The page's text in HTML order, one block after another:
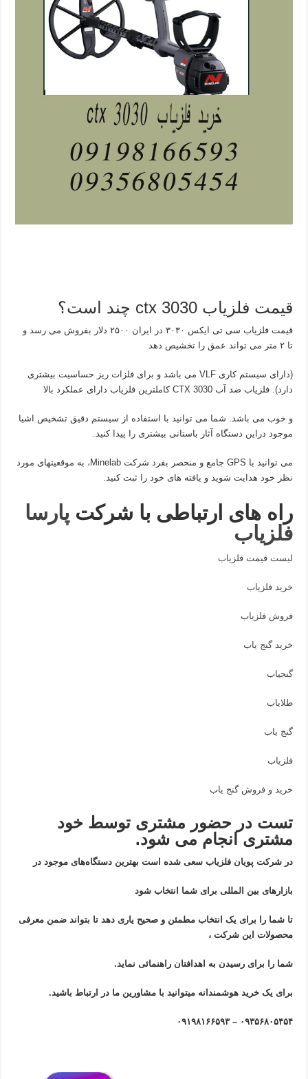
قیمت فلزیاب ctx 3030 چند است؟
قیمت فلزیاب سی تی ایکس ۳۰۳۰ در ایران ۲۵۰۰ دلار بفروش می رسد و
تا ۲ متر می تواند عمق را تخشیص دهد
(دارای سیستم کاری VLF می باشد و برای فلزات ریز حساسیت بیشتری
دارد). فلزیاب ضد آب CTX 3030 کاملترین فلزیاب دارای عملکرد بالا
و خوب می باشد. شما می توانید با استفاده از سیستم دقیق تشخیص اشیا
موجود دراین دستگاه آثار باستانی بیشتری را پیدا کنید.
می توانید با GPS جامع و منحصر بفرد شرکت Minelab، به موقعیتهای مورد
نظر خود هدایت شوید و یافته های خود را ثبت کنید.
راه های ارتباطی با شرکت پارسا
فلزیاب
لیست قیمت فلزیاب
خرید فلزیاب
فروش فلزیاب
خرید گنج یاب
گنجیاب
طلایاب
گنج یاب
فلزیاب
خرید و فروش گنج یاب
تست در حضور مشتری توسط خود
مشتری انجام می شود.
در شرکت پویان فلزیاب سعی شده است بهترین دستگاه‌های موجود در
بازار‌های بین المللی برای شما انتخاب شود
تا شما را برای یک انتخاب مطمئن و صحیح یاری دهد تا بتواند ضمن معرفی
محصولات این شرکت ،
شما را برای رسیدن به اهدافتان راهنمائی نماید.
برای یک خرید هوشمندانه میتوانید با مشاورین ما در ارتباط باشید.
۰۹۳۵۶۸۰۵۴۵۴ – ۰۹۱۹۸۱۶۶۵۹۳